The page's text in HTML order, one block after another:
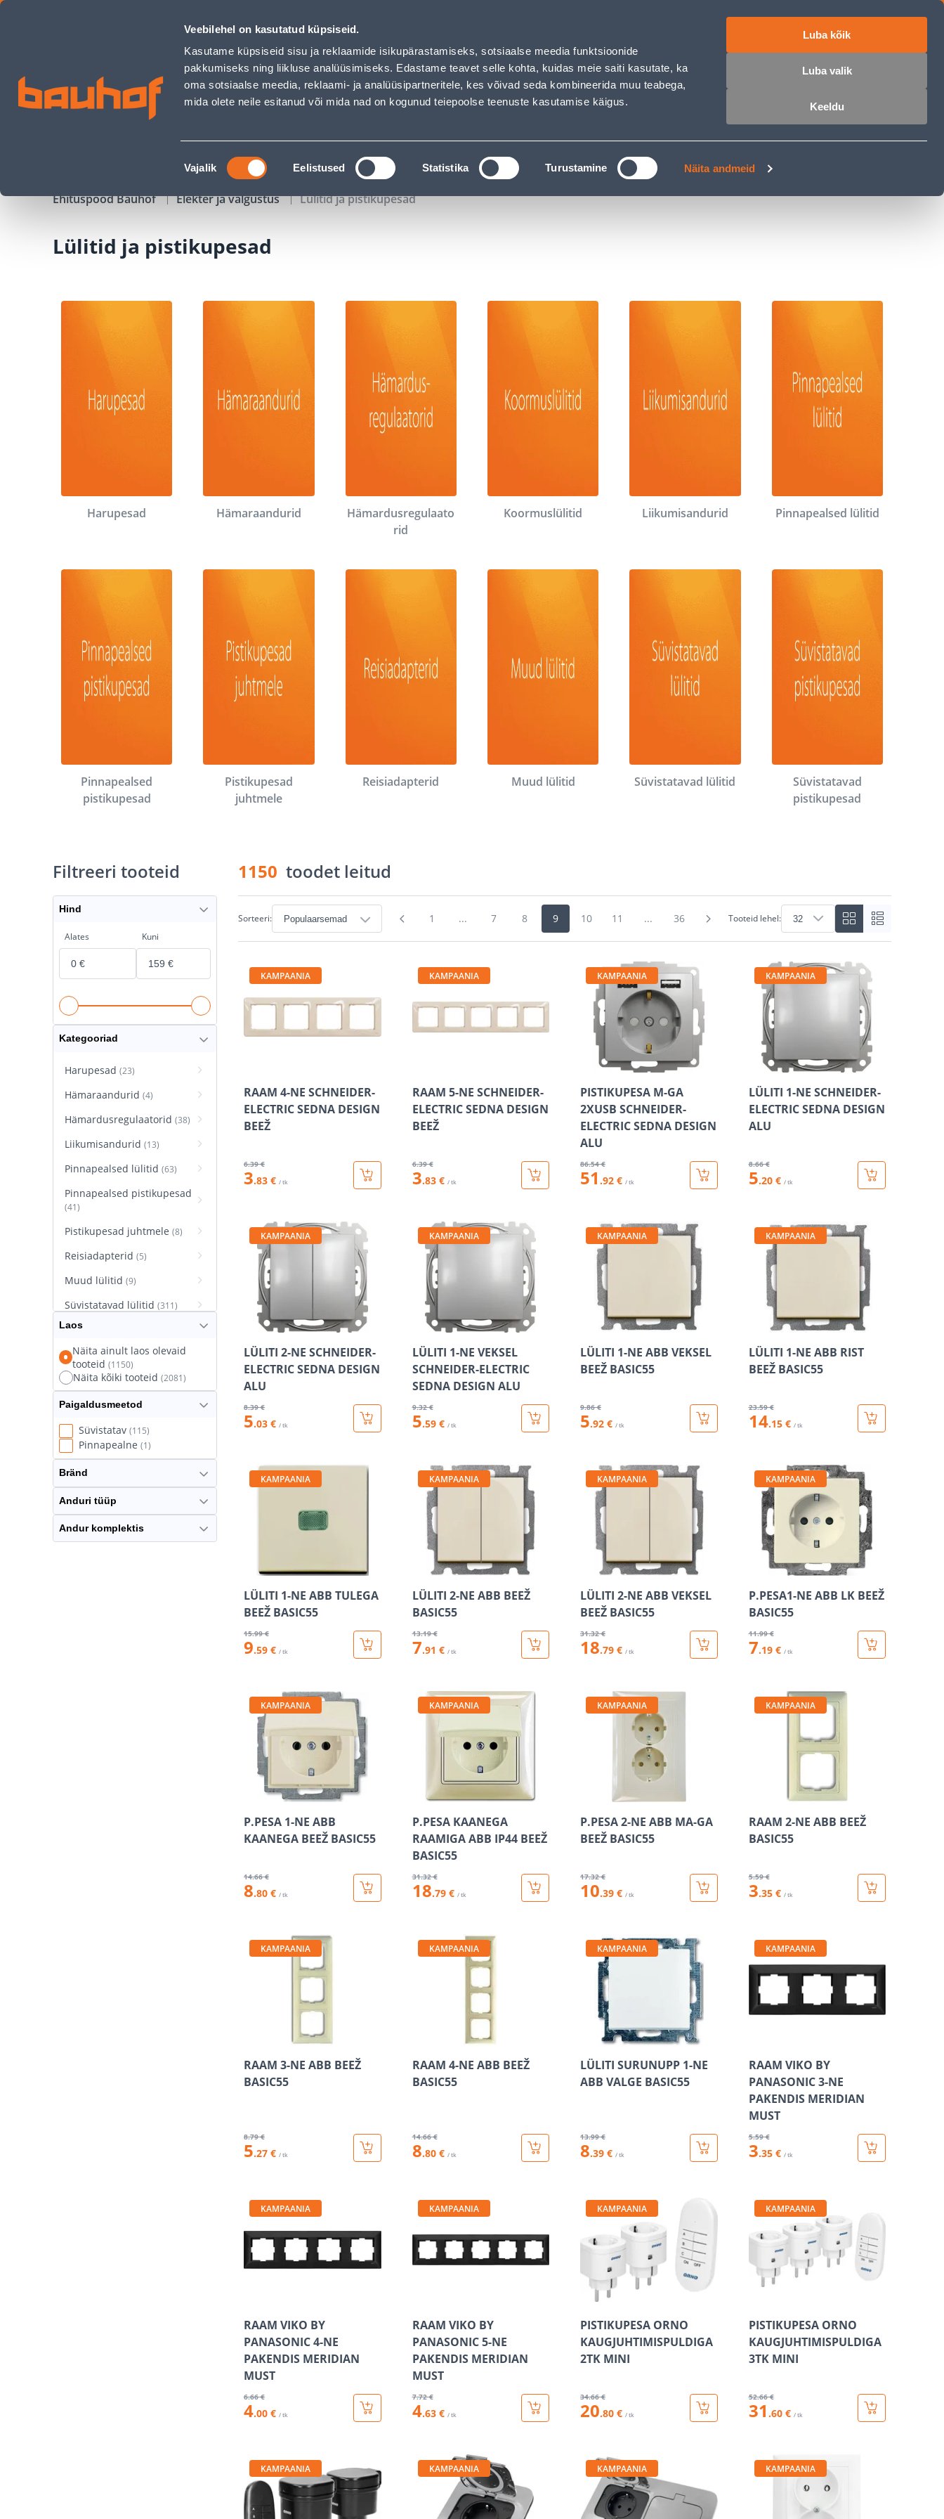
Veebilehel on kasutatud küpsiseid.
Kasutame küpsiseid sisu ja reklaamide isikupärastamiseks, sotsiaalse meedia funktsioonide
pakkumiseks ning liikluse analüüsimiseks. Edastame teavet selle kohta, kuidas meie saiti kasutate, ka
oma sotsiaalse meedia, reklaami- ja analüüsipartneritele, kes võivad seda kombineerida muu teabega,
mida olete neile esitanud või mida nad on kogunud teiepoolse teenuste kasutamise käigus.
Nõusoleku
valik
Vajalik Eelistused Statistika Turustamine Näita andmeid
Luba kõik
Luba valik
Keeldu
Lülitid ja pistikupesad - Bauhof has loaded
Äriklienditeenindus Klienditeenindus Teenused Karjäärileht
OTSI Logi sisse
KAMPAANIAD KATALOOGID TÖÖRIISTALAENUTUS JÄRELMAKS
Ehituspood Bauhof Elekter ja valgustus Lülitid ja pistikupesad
Lülitid ja pistikupesad
Harupesad Hämaraandurid
Hämardusregulaato
rid
Koormuslülitid Liikumisandurid Pinnapealsed lülitid
Pinnapealsed
pistikupesad
Pistikupesad
juhtmele
Reisiadapterid Muud lülitid Süvistatavad lülitid
Süvistatavad
pistikupesad
1150 toodet leitud
Sorteeri: 1 ... 7 8 9 10 11 ... 36 Tooteid lehel:
KAMPAANIA
RAAM 4-NE SCHNEIDER-
ELECTRIC SEDNA DESIGN
BEEŽ
6.39 €
3.83 € / tk
KAMPAANIA
RAAM 5-NE SCHNEIDER-
ELECTRIC SEDNA DESIGN
BEEŽ
6.39 €
3.83 € / tk
KAMPAANIA
PISTIKUPESA M-GA
2XUSB SCHNEIDER-
ELECTRIC SEDNA DESIGN
ALU
86.54 €
51 .92 € / tk
KAMPAANIA
LÜLITI 1-NE SCHNEIDER-
ELECTRIC SEDNA DESIGN
ALU
8.66 €
5.20 € / tk
KAMPAANIA
LÜLITI 2-NE SCHNEIDER-
ELECTRIC SEDNA DESIGN
ALU
8.39 €
5.03 € / tk
KAMPAANIA
LÜLITI 1-NE VEKSEL
SCHNEIDER-ELECTRIC
SEDNA DESIGN ALU
9.32 €
5.59 € / tk
KAMPAANIA
LÜLITI 1-NE ABB VEKSEL
BEEŽ BASIC55
9.86 €
5.92 € / tk
KAMPAANIA
LÜLITI 1-NE ABB RIST
BEEŽ BASIC55
23.59 €
14.15 € / tk
KAMPAANIA
LÜLITI 1-NE ABB TULEGA
BEEŽ BASIC55
15.99 €
9.59 € / tk
KAMPAANIA
LÜLITI 2-NE ABB BEEŽ
BASIC55
13.19 €
7.91 € / tk
KAMPAANIA
LÜLITI 2-NE ABB VEKSEL
BEEŽ BASIC55
31.32 €
18.79 € / tk
KAMPAANIA
P.PESA1-NE ABB LK BEEŽ
BASIC55
11.99 €
7.19 € / tk
KAMPAANIA
P.PESA 1-NE ABB
KAANEGA BEEŽ BASIC55
14.66 €
8.80 € / tk
KAMPAANIA
P.PESA KAANEGA
RAAMIGA ABB IP44 BEEŽ
BASIC55
31.32 €
18.79 € / tk
KAMPAANIA
P.PESA 2-NE ABB MA-GA
BEEŽ BASIC55
17.32 €
10.39 € / tk
KAMPAANIA
RAAM 2-NE ABB BEEŽ
BASIC55
5.59 €
3.35 € / tk
KAMPAANIA
RAAM 3-NE ABB BEEŽ
BASIC55
8.79 €
5.27 € / tk
KAMPAANIA
RAAM 4-NE ABB BEEŽ
BASIC55
14.66 €
8.80 € / tk
KAMPAANIA
LÜLITI SURUNUPP 1-NE
ABB VALGE BASIC55
13.99 €
8.39 € / tk
KAMPAANIA
RAAM VIKO BY
PANASONIC 3-NE
PAKENDIS MERIDIAN
MUST
5.59 €
3.35 € / tk
KAMPAANIA
RAAM VIKO BY
PANASONIC 4-NE
PAKENDIS MERIDIAN
MUST
6.66 €
4.00 € / tk
KAMPAANIA
RAAM VIKO BY
PANASONIC 5-NE
PAKENDIS MERIDIAN
MUST
7.72 €
4.63 € / tk
KAMPAANIA
PISTIKUPESA ORNO
KAUGJUHTIMISPULDIGA
2TK MINI
34.66 €
20.80 € / tk
KAMPAANIA
PISTIKUPESA ORNO
KAUGJUHTIMISPULDIGA
3TK MINI
52.66 €
31 .60 € / tk
KAMPAANIA KAMPAANIA KAMPAANIA KAMPAANIA
Filtreeri tooteid
Hind
Alates Kuni
Kategooriad
Harupesad (23)
Hämaraandurid (4)
Hämardusregulaatorid (38)
Liikumisandurid (13)
Pinnapealsed lülitid (63)
Pinnapealsed pistikupesad
(41)
Pistikupesad juhtmele (8)
Reisiadapterid (5)
Muud lülitid (9)
Süvistatavad lülitid (311)
Süvistatavad pistikupesad
Termostaatlülitid
Laos
Näita ainult laos olevaid
tooteid (1150)
Näita kõiki tooteid (2081)
Paigaldusmeetod
Süvistatav (115)
Pinnapealne (1)
Bränd
Anduri tüüp
Andur komplektis